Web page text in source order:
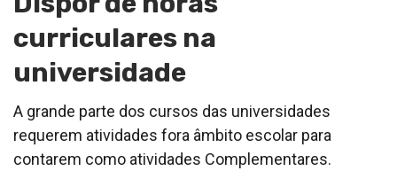
curriculares na
universidade
A grande parte dos cursos das universidades
requerem atividades fora âmbito escolar para
contarem como atividades Complementares.